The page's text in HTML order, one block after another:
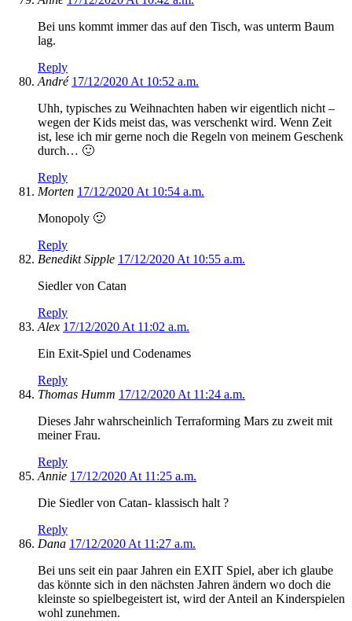
Bei uns kommt immer das auf den Tisch, was unterm Baum
lag.
Reply
André 17/12/2020 At 10:52 a.m.
Uhh, typisches zu Weihnachten haben wir eigentlich nicht –
wegen der Kids meist das, was verschenkt wird. Wenn Zeit
ist, lese ich mir gerne noch die Regeln von meinem Geschenk
durch… 🙂
Reply
Morten 17/12/2020 At 10:54 a.m.
Monopoly 🙂
Reply
Benedikt Sipple 17/12/2020 At 10:55 a.m.
Siedler von Catan
Reply
Alex 17/12/2020 At 11:02 a.m.
Ein Exit-Spiel und Codenames
Reply
Thomas Humm 17/12/2020 At 11:24 a.m.
Dieses Jahr wahrscheinlich Terraforming Mars zu zweit mit
meiner Frau.
Reply
Annie 17/12/2020 At 11:25 a.m.
Die Siedler von Catan- klassisch halt ?
Reply
Dana 17/12/2020 At 11:27 a.m.
Bei uns seit ein paar Jahren ein EXIT Spiel, aber ich glaube
das könnte sich in den nächsten Jahren ändern wo doch die
kleinste so spielbegeistert ist, wird der Anteil an Kinderspielen
wohl zunehmen.